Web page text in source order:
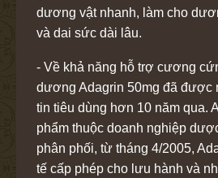
dương vật nhanh, làm cho
và dai sức dài lâu.
- Về khả năng hỗ trợ cương
dương Adagrin 50mg đã được
tin tiêu dùng hơn 10 năm qua.
phẩm thuộc doanh nghiệp
phân phối, từ tháng 4/2005,
tế cấp phép cho lưu hành và